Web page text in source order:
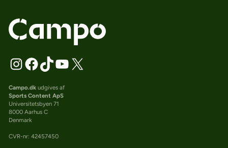
Campo.dkudgives af
Sports Content ApS
Universitetsbyen 71
8000 Aarhus C
Denmark
CVR-nr: 42457450